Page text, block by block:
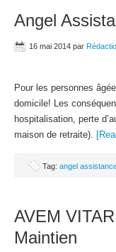
Angel
16 mai 2014 par
Pour les personnes
domicile! Les
hospitalisation, perte
maison de retraite).
Tag: angel
AVEM
Maintien